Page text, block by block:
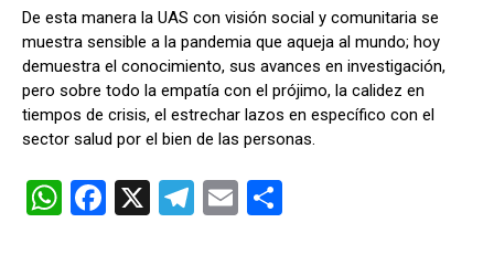
De esta manera la UAS con visión social y comunitaria se
muestra sensible a la pandemia que aqueja al mundo; hoy
demuestra el conocimiento, sus avances en investigación,
pero sobre todo la empatía con el prójimo, la calidez en
tiempos de crisis, el estrechar lazos en específico con el
sector salud por el bien de las personas.
W F
X
T
E